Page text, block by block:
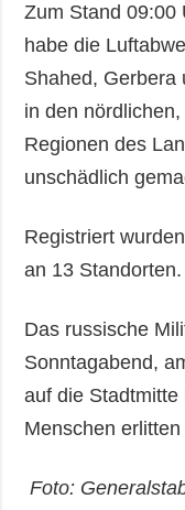
Zum Stand 09:00
habe die
Shahed, Gerbera
in den
Regionen des
unschädlich
Registriert
an 13 Standorten.
Das russische
Sonntagabend,
auf die
Menschen
Foto: